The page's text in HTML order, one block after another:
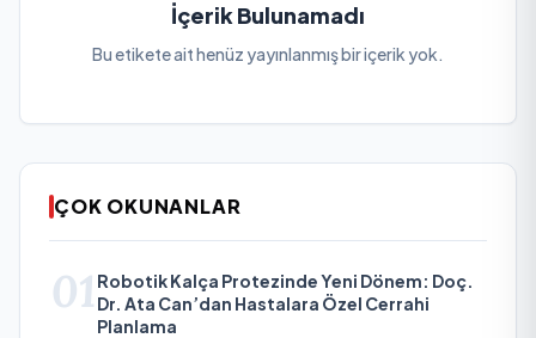
İçerik Bulunamadı
Bu etikete ait henüz yayınlanmış bir içerik yok.
ÇOK OKUNANLAR
01 Robotik Kalça Protezinde Yeni Dönem: Doç.
Dr. Ata Can’dan Hastalara Özel Cerrahi
Planlama